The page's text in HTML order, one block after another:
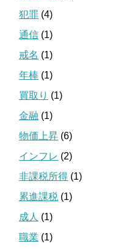
犯罪 (4)
通信 (1)
戒名 (1)
年棒 (1)
買取り (1)
金融 (1)
物価上昇 (6)
インフレ (2)
非課税所得 (1)
累進課税 (1)
成人 (1)
職業 (1)